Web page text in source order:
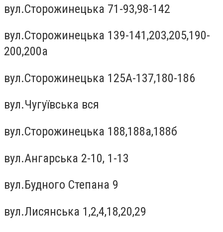
вул.Сторожинецька 71-93,98-142
вул.Сторожинецька 139-141,203,205,190-
200,200а
вул.Сторожинецька 125А-137,180-186
вул.Чугуївська вся
вул.Сторожинецька 188,188а,188б
вул.Ангарська 2-10, 1-13
вул.Будного Степана 9
вул.Лисянська 1,2,4,18,20,29